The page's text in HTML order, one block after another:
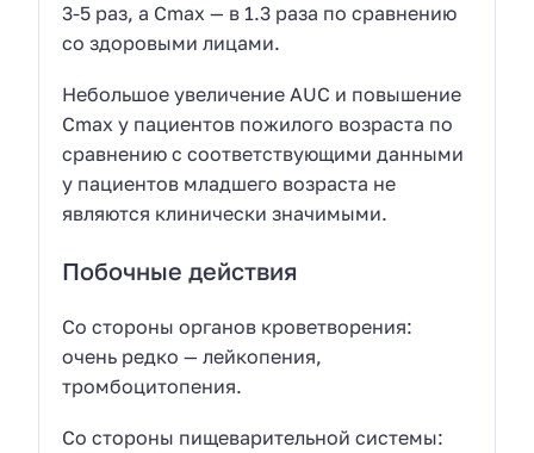
3-5 раз, а Сmах — в 1.3 раза по сравнению
со здоровыми лицами.
Небольшое увеличение AUC и повышение
Сmах у пациентов пожилого возраста по
сравнению с соответствующими данными
у пациентов младшего возраста не
являются клинически значимыми.
Побочные действия
Со стороны органов кроветворения:
очень редко — лейкопения,
тромбоцитопения.
Со стороны пищеварительной системы: